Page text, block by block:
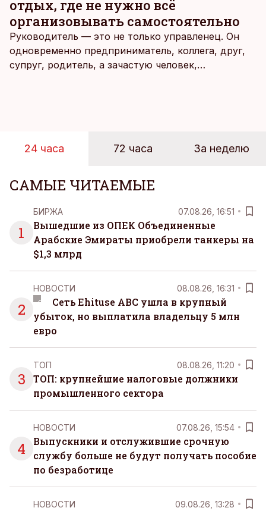
отдых, где не нужно всё
организовывать самостоятельно
Руководитель — это не только управленец. Он
одновременно предприниматель, коллега, друг,
супруг, родитель, а зачастую человек,
человека. Поэтому от отдыха все чаще ждут не
чаще люди ищут возможность просто быть здесь
и сейчас — без необходимости все
организовывать, планировать и за все отвечать
самостоятельно.
24 часа 72 часа За неделю
САМЫЕ ЧИТАЕМЫЕ
1
БИРЖА 07.08.26, 16:51
Вышедшие из ОПЕК Объединенные
Арабские Эмираты приобрели танкеры на
$1,3 млрд
2
НОВОСТИ 08.08.26, 16:31
Сеть Ehituse ABC ушла в крупный
убыток, но выплатила владельцу 5 млн
евро
3
ТОП 08.08.26, 11:20
ТОП: крупнейшие налоговые должники
промышленного сектора
4
НОВОСТИ 07.08.26, 15:54
Выпускники и отслужившие срочную
службу больше не будут получать пособие
по безработице
НОВОСТИ 09.08.26, 13:28